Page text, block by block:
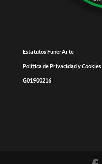
Estatutos FunerArte
Política de Privacidad y Cookies
G01900216